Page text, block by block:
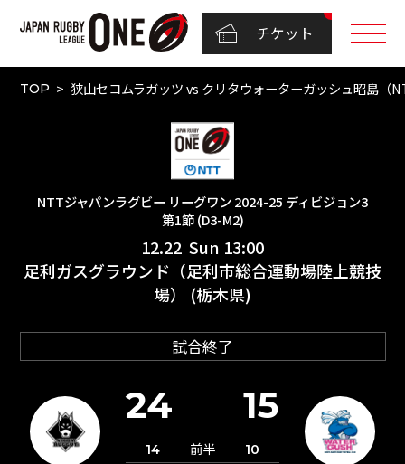
チケット
TOP 狭山セコムラガッツ vs クリタウォーターガッシュ昭島
NTTジャパンラグビー リーグワン 2024-25 ディビジョン3
第1節 (D3-M2)
12.22 Sun 13:00
足利ガスグラウンド（足利市総合運動場陸上競技
場） (栃木県)
試合終了
24 15
14 前半
10